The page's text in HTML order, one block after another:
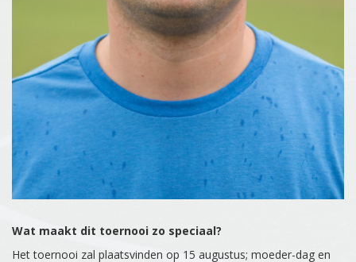
Wat maakt dit toernooi zo speciaal?
Het toernooi zal plaatsvinden op 15 augustus; moeder-dag en